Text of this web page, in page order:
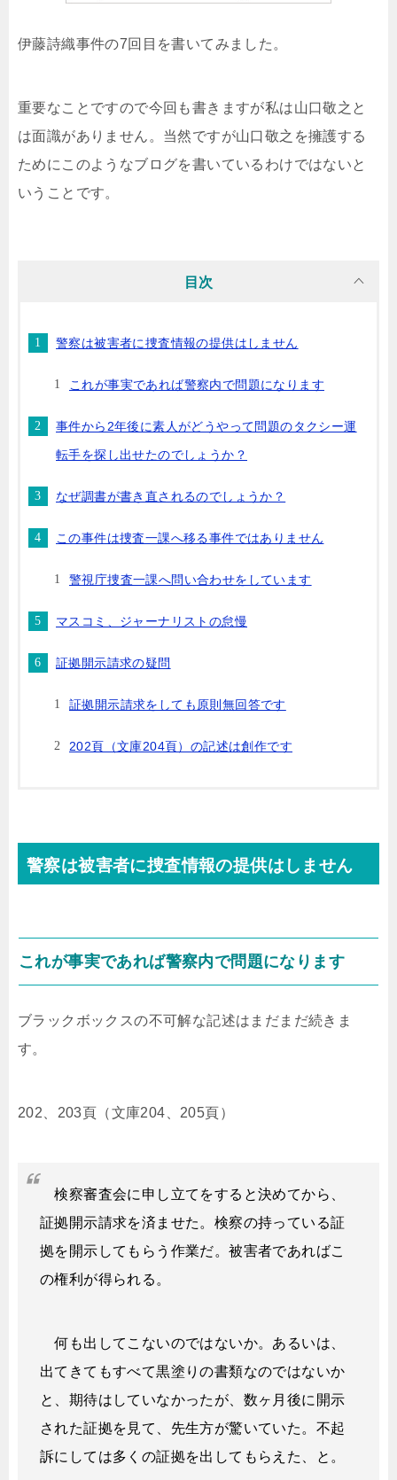
伊藤詩織事件の7回目を書いてみました。
重要なことですので今回も書きますが私は山口敬之と
は面識がありません。当然ですが山口敬之を擁護する
ためにこのようなブログを書いているわけではないと
いうことです。
目次
警察は被害者に捜査情報の提供はしません
これが事実であれば警察内で問題になります
事件から2年後に素人がどうやって問題のタクシー運
転手を探し出せたのでしょうか？
なぜ調書が書き直されるのでしょうか？
この事件は捜査一課へ移る事件ではありません
警視庁捜査一課へ問い合わせをしています
マスコミ、ジャーナリストの怠慢
証拠開示請求の疑問
証拠開示請求をしても原則無回答です
202頁（文庫204頁）の記述は創作です
警察は被害者に捜査情報の提供はしません
これが事実であれば警察内で問題になります
ブラックボックスの不可解な記述はまだまだ続きま
す。
202、203頁（文庫204、205頁）
検察審査会に申し立てをすると決めてから、
証拠開示請求を済ませた。検察の持っている証
拠を開示してもらう作業だ。被害者であればこ
の権利が得られる。
何も出してこないのではないか。あるいは、
出てきてもすべて黒塗りの書類なのではないか
と、期待はしていなかったが、数ヶ月後に開示
された証拠を見て、先生方が驚いていた。不起
訴にしては多くの証拠を出してもらえた、と。